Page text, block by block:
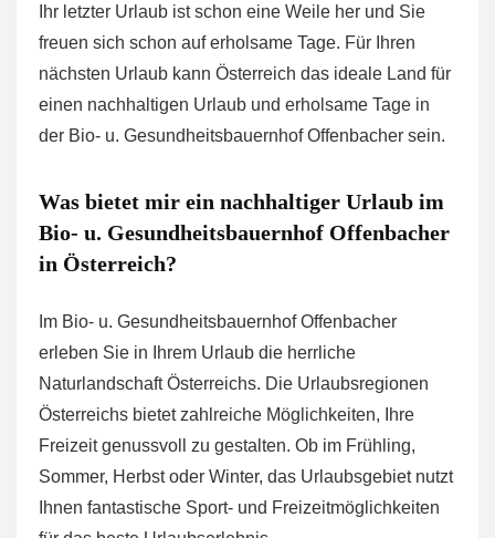
Ihr letzter Urlaub ist schon eine Weile her und Sie
freuen sich schon auf erholsame Tage. Für Ihren
nächsten Urlaub kann Österreich das ideale Land für
einen nachhaltigen Urlaub und erholsame Tage in
der Bio- u. Gesundheitsbauernhof Offenbacher sein.
Was bietet mir ein nachhaltiger Urlaub im
Bio- u. Gesundheitsbauernhof Offenbacher
in Österreich?
Im Bio- u. Gesundheitsbauernhof Offenbacher
erleben Sie in Ihrem Urlaub die herrliche
Naturlandschaft Österreichs. Die Urlaubsregionen
Österreichs bietet zahlreiche Möglichkeiten, Ihre
Freizeit genussvoll zu gestalten. Ob im Frühling,
Sommer, Herbst oder Winter, das Urlaubsgebiet nutzt
Ihnen fantastische Sport- und Freizeitmöglichkeiten